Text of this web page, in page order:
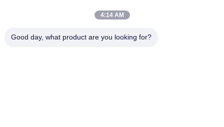
wendy@hzriqi.com 4:14 AM
Good day, what product are you looking for?